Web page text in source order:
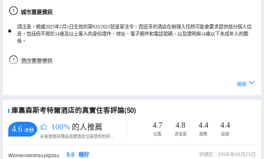
城市重要資訊
請注意，根據2025年2月1日生效的第933/2021號皇家法令，西班牙的酒店在辦理入住時可能會要求提供部分個人信
息，包括但不限於14歲及以上客人的身份證件、地址、電子郵件和電話號碼，以及證明與14歲以下未成年人的關
係。
酒店重要資訊
展開
庫裏森斯考特爾酒店的真實住客評論(50)
4.6 /5分 100% 的人推薦
永安旅遊評價由真實酒店住客提供的評價。
4.7
位置
4.8
清潔度
4.4
服務
4.4
設施
Womenxieshouyiqizou
5.0 極好
評價於：2026年06月23日